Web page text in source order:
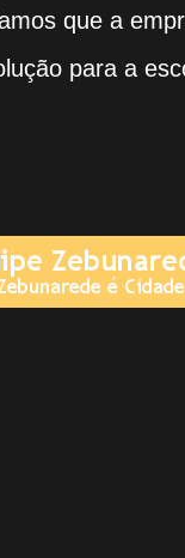
que a
para a